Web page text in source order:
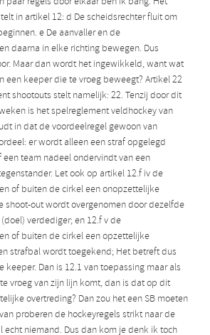
in artikel 12: d De scheidsrechter fluit om
e De aanvaller en de
daarna in elke richting bewegen. Dus
Maar dan wordt het ingewikkeld, want wat
een keeper die te vroeg beweegt? Artikel 22
shootouts stelt namelijk: 22. Tenzij door dit
is het spelreglement veldhockey van
in dat de voordeelregel gewoon van
er wordt alleen een straf opgelegd
team nadeel ondervindt van een
Let ook op artikel 12.f iv de
of buiten de cirkel een onopzettelijke
shoot-out wordt overgenomen door dezelfde
verdediger; en 12.f v de
of buiten de cirkel een opzettelijke
strafbal wordt toegekend; Het betreft dus
keeper. Dan is 12.1 van toepassing maar als
vroeg van zijn lijn komt, dan is dat op dit
overtreding? Dan zou het een SB moeten
proberen de hockeyregels strikt naar de
echt niemand. Dus dan kom je denk ik toch